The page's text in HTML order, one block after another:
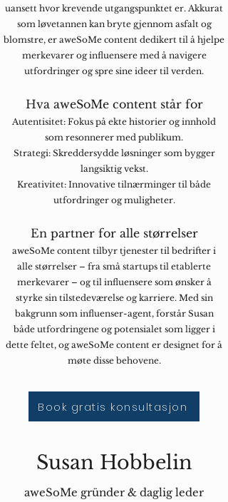
uansett hvor krevende utgangspunktet er. Akkurat
som løvetannen kan bryte gjennom asfalt og
blomstre, er aweSoMe content dedikert til å hjelpe
merkevarer og influensere med å navigere
utfordringer og spre sine ideer til verden.
Hva aweSoMe content står for
Autentisitet: Fokus på ekte historier og innhold
som resonnerer med publikum.
Strategi: Skreddersydde løsninger som bygger
langsiktig vekst.
Kreativitet: Innovative tilnærminger til både
utfordringer og muligheter.
En partner for alle størrelser
aweSoMe content tilbyr tjenester til bedrifter i
alle størrelser – fra små startups til etablerte
merkevarer – og til influensere som ønsker å
styrke sin tilstedeværelse og karriere. Med sin
bakgrunn som influenser-agent, forstår Susan
både utfordringene og potensialet som ligger i
dette feltet, og aweSoMe content er designet for å
møte disse behovene.
Book gratis konsultasjon
Susan Hobbelin
aweSoMe gründer & daglig leder